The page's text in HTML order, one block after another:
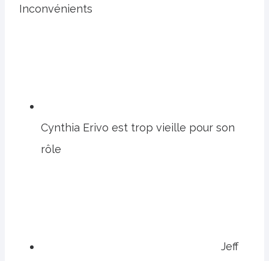
Inconvénients
Cynthia Erivo est trop vieille pour son
rôle
Jeff